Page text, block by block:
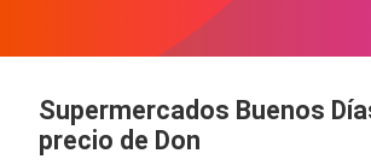
Supermercados Buenos
precio de Don